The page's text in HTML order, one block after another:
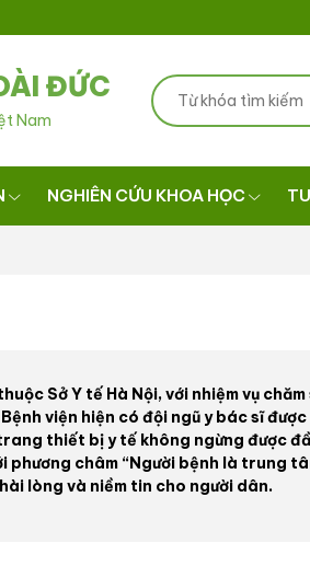
ĐỨC
Nam
NGHIÊN CỨU KHOA HỌC
Sở Y tế Hà Nội, với nhiệm vụ
viện hiện có đội ngũ y bác sĩ
thiết bị y tế không ngừng được
châm “Người bệnh là trung
lòng và niềm tin cho người dân.